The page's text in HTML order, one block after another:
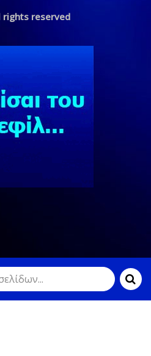
reserved